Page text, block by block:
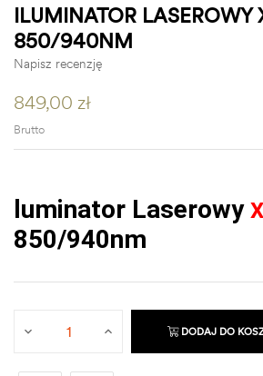
ILUMINATOR LASEROWY
850/940NM
Napisz recenzję
849,00 zł
Brutto
luminator Laserowy X
850/940nm
DODAJ DO